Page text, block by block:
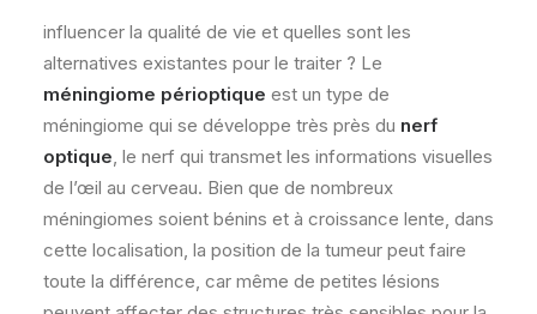
influencer la qualité de vie et quelles sont les
alternatives existantes pour le traiter ? Le
méningiome périoptique est un type de
méningiome qui se développe très près du nerf
optique, le nerf qui transmet les informations visuelles
de l’œil au cerveau. Bien que de nombreux
méningiomes soient bénins et à croissance lente, dans
cette localisation, la position de la tumeur peut faire
toute la différence, car même de petites lésions